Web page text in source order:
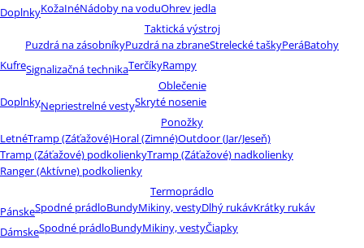
DoplnkyKožaInéNádoby na voduOhrev jedla
Taktická výstroj
Puzdrá na zásobníkyPuzdrá na zbraneStrelecké taškyPeráBatohy
KufreSignalizačná technikaTerčíkyRampy
Oblečenie
DoplnkyNepriestrelné vestySkryté nosenie
Ponožky
LetnéTramp (Záťažové)Horal (Zimné)Outdoor (Jar/Jeseň)
Tramp (Záťažové) podkolienkyTramp (Záťažové) nadkolienky
Ranger (Aktívne) podkolienky
Termoprádlo
PánskeSpodné prádloBundyMikiny, vestyDlhý rukávKrátky rukáv
DámskeSpodné prádloBundyMikiny, vestyČiapky